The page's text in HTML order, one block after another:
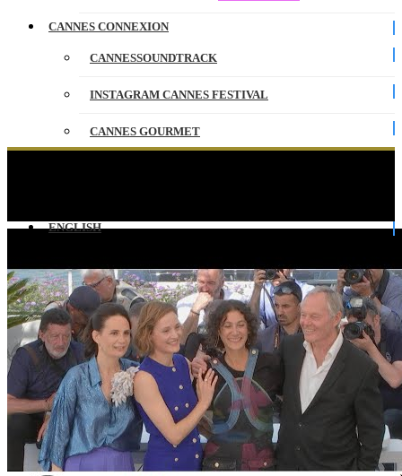
CANNES CONNEXION
CANNESSOUNDTRACK
INSTAGRAM CANNES FESTIVAL
CANNES GOURMET
ENGLISH